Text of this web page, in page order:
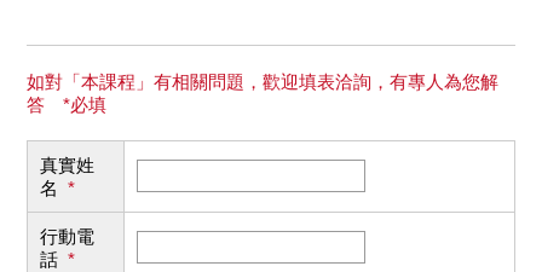
如對「本課程」有相關問題，歡迎填表洽詢，有專人為您解
答 *必填
真實姓
名 *
行動電
話 *